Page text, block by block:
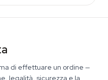
di effettuare un ordine —
legalità, sicurezza e la